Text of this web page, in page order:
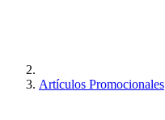
Artículos Promocionales